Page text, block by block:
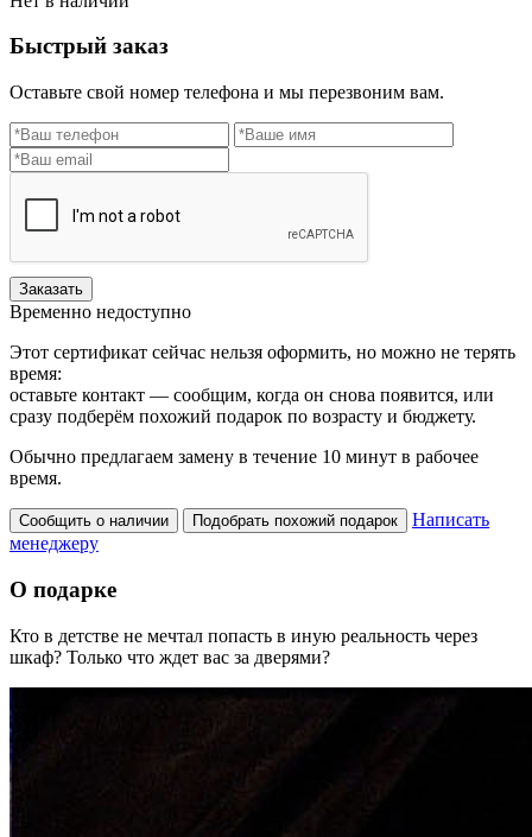
Быстрый заказ
Оставьте свой номер телефона и мы перезвоним вам.
Заказать
Временно недоступно
Этот сертификат сейчас нельзя оформить, но можно не терять
время:
оставьте контакт — сообщим, когда он снова появится, или
сразу подберём похожий подарок по возрасту и бюджету.
Обычно предлагаем замену в течение 10 минут в рабочее
время.
Сообщить о наличии Подобрать похожий подарок
Написать
менеджеру
О подарке
Кто в детстве не мечтал попасть в иную реальность через
шкаф? Только что ждет вас за дверями?